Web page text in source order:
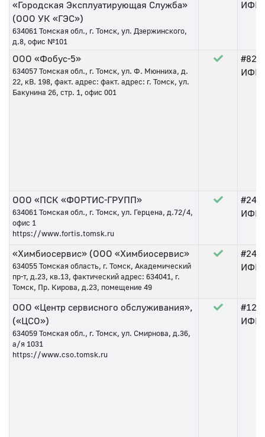
«Городская Эксплуатирующая Служба»
(ООО УК «ГЭС»)
634061 Томская обл., г. Томск, ул. Дзержинского,
д.8, офис №101
ООО «Фобус-5»
634057 Томская обл., г. Томск, ул. Ф. Мюнниха, д.
22, кВ. 198, факт. адрес: факт. адрес: г. Томск, ул.
Бакунина 26, стр. 1, офис 001
#82
ООО «ПСК «ФОРТИС-ГРУПП»
634061 Томская обл., г. Томск, ул. Герцена, д.72/4,
офис 1
https://www.fortis.tomsk.ru
#244
«Химбиосервис» (ООО «Химбиосервис»
634055 Томская область, г. Томск, Академический
пр-т, д.23, кв.13, фактический адрес: 634041, г.
Томск, Пр. Кирова, д.23, помещение 49
#247
ООО «Центр сервисного обслуживания»,
(«ЦСО»)
634059 Томская обл., г. Томск, ул. Смирнова, д.36,
а/я 1031
https://www.cso.tomsk.ru
#123